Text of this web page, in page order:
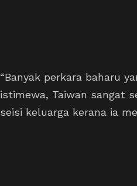
“Banyak perkara baharu
istimewa, Taiwan sangat
seisi keluarga kerana ia